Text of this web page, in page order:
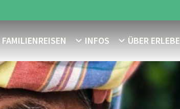
FAMILIENREISEN INFOS ÜBER ERLEBE